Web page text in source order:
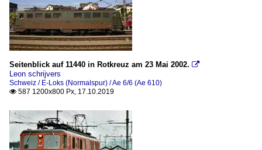
Seitenblick auf 11440 in Rotkreuz am 23 Mai 2002. 
Leon schrijvers
Schweiz / E-Loks (Normalspur) / Ae 6/6 (Ae 610)
 587 1200x800 Px, 17.10.2019